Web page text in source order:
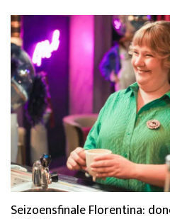
Seizoensfinale Florentina: